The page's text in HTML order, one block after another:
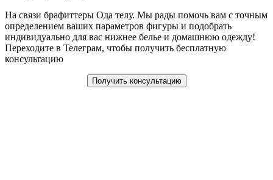
На связи брафиттеры Ода телу. Мы рады помочь вам с точным
определением ваших параметров фигуры и подобрать
индивидуально для вас нижнее белье и домашнюю одежду!
Переходите в Телеграм, чтобы получить бесплатную
консультацию
Получить консультацию